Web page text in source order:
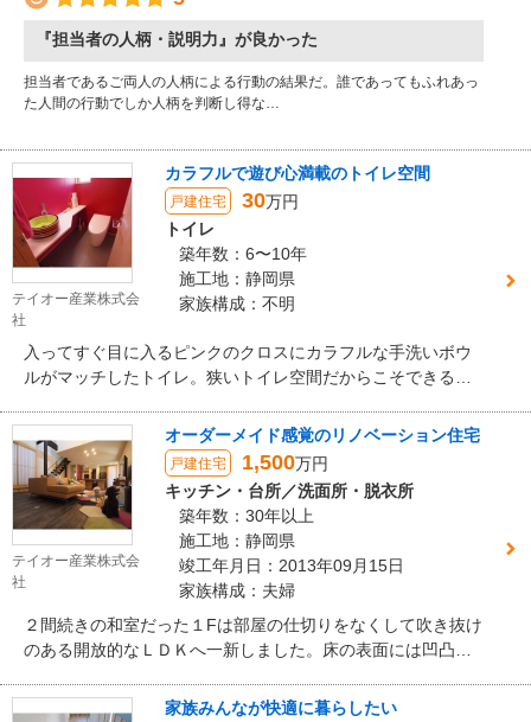
フォームをする団結力を感じ、こちらも温かい気持ちになり
『担当者の人柄・説明力』が良かった
担当者であるご両人の人柄による行動の結果だ。誰であってもふれあっ
た人間の行動でしか人柄を判断し得な…
テイオー産業株式会
社
カラフルで遊び心満載のトイレ空間
戸建住宅 30万円
トイレ
築年数：6〜10年
施工地：静岡県
家族構成：不明
入ってすぐ目に入るピンクのクロスにカラフルな手洗いボウ
ルがマッチしたトイレ。狭いトイレ空間だからこそできる、
テイオー産業株式会
社
オーダーメイド感覚のリノベーション住宅
戸建住宅 1,500万円
キッチン・台所／洗面所・脱衣所
築年数：30年以上
施工地：静岡県
竣工年月日：2013年09月15日
家族構成：夫婦
２間続きの和室だった１Fは部屋の仕切りをなくして吹き抜け
のある開放的なＬＤＫへ一新しました。床の表面には凹凸が
んにも快適な空間に生まれ変わりました。
家族みんなが快適に暮らしたい